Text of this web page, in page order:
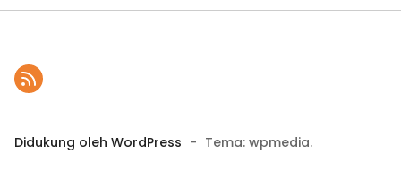
Didukung oleh WordPress - Tema: wpmedia.